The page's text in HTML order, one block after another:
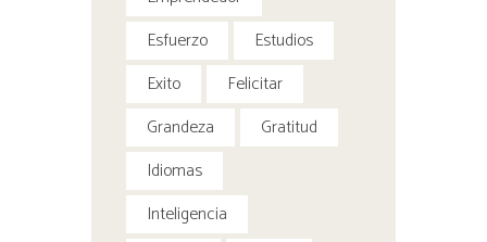
Esfuerzo
Estudios
Exito
Felicitar
Grandeza
Gratitud
Idiomas
Inteligencia